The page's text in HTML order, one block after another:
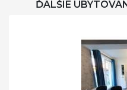
ĎALŠIE